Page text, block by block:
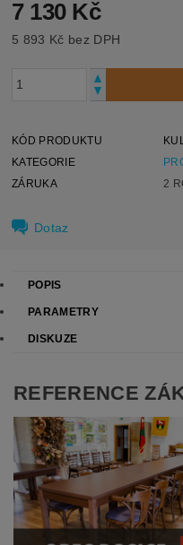
7 130 Kč
5 893 Kč bez DPH
KÓD PRODUKTU
KATEGORIE
ZÁRUKA
2
Dotaz
POPIS
PARAMETRY
DISKUZE
REFERENCE